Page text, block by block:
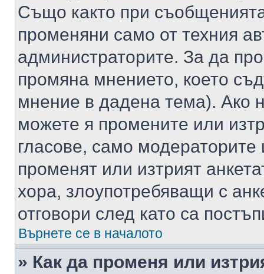
Също както при
променяни само от техния
администраторите. За да
промяна мнението, което
мнение в дадена тема). Ако
можете я промените или
гласове, само
променят или изтрият
хора, злоупотребяващи с
отговори след като са
Върнете се в началото
» Как да променя или